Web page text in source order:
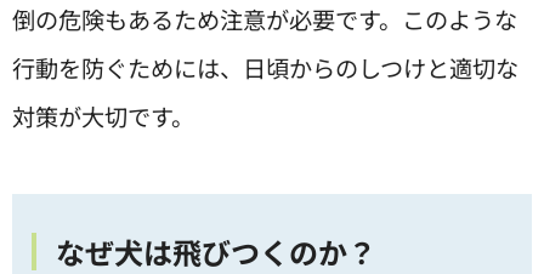
倒の危険もあるため注意が必要です。このような
行動を防ぐためには、日頃からのしつけと適切な
対策が大切です。
なぜ犬は飛びつくのか？